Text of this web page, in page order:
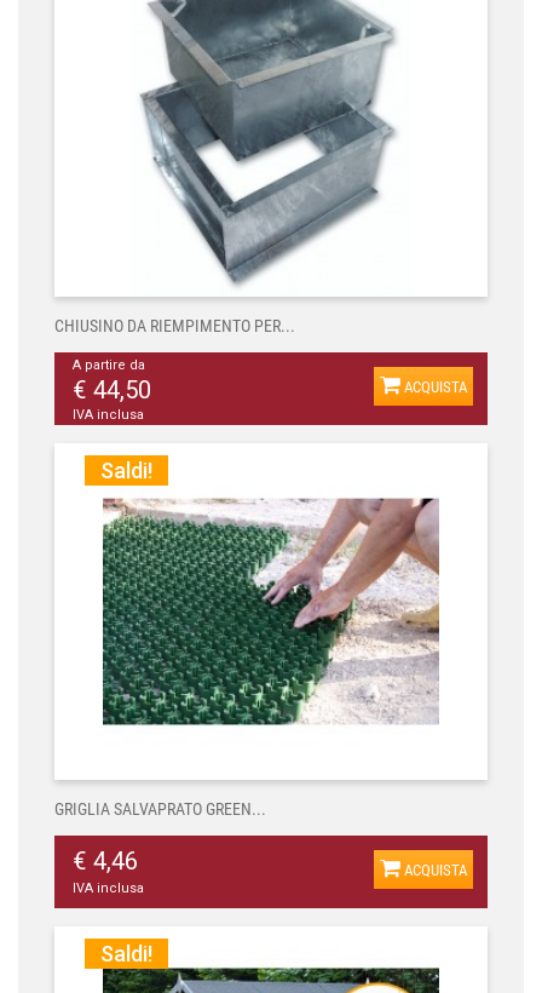
CHIUSINO DA RIEMPIMENTO PER...
A partire da
€ 44,50
IVA inclusa
ACQUISTA
Saldi!
GRIGLIA SALVAPRATO GREEN...
€ 4,46
IVA inclusa
ACQUISTA
Saldi!